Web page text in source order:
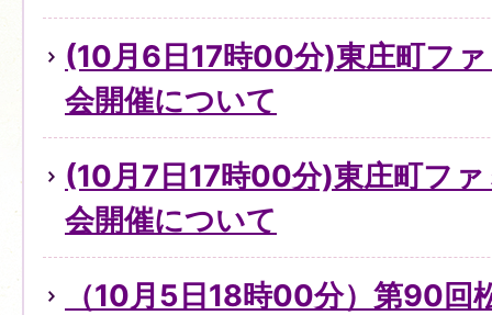
(10月6日17時00分)東庄町フ
会開催について
(10月7日17時00分)東庄町フ
会開催について
（10月5日18時00分）第90回